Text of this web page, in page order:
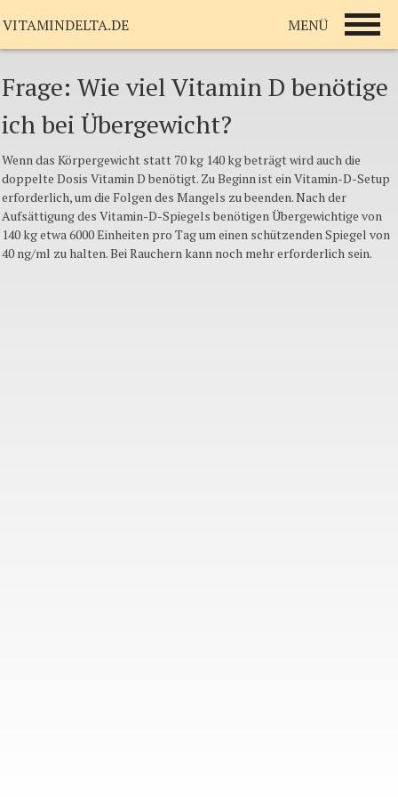
Frage: Wie viel Vitamin D benötige
ich bei Übergewicht?
Wenn das Körpergewicht statt 70 kg 140 kg beträgt wird auch die
doppelte Dosis Vitamin D benötigt. Zu Beginn ist ein Vitamin-D-Setup
erforderlich, um die Folgen des Mangels zu beenden. Nach der
Aufsättigung des Vitamin-D-Spiegels benötigen Übergewichtige von
140 kg etwa 6000 Einheiten pro Tag um einen schützenden Spiegel von
40 ng/ml zu halten. Bei Rauchern kann noch mehr erforderlich sein.
VITAMINDELTA.DE MENÜ